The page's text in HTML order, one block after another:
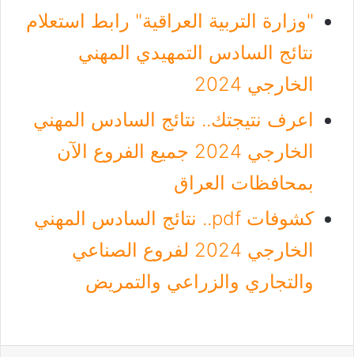
"وزارة التربية العراقية" رابط استعلام
نتائج السادس التمهيدي المهني
الخارجي 2024
اعرف نتيجتك.. نتائج السادس المهني
الخارجي 2024 جميع الفروع الآن
بمحافظات العراق
كشوفات pdf.. نتائج السادس المهني
الخارجي 2024 لفروع الصناعي
والتجاري والزراعي والتمريض